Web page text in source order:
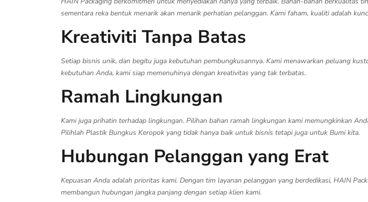
sementara reka bentuk menarik akan menarik perhatian pelanggan. Kami faham, kualiti adalah
Kreativiti Tanpa Batas
Setiap bisnis unik, dan begitu juga kebutuhan pembungkusannya. Kami menawarkan peluang
kebutuhan Anda, kami siap memenuhinya dengan kreativitas yang tak terbatas.
Ramah Lingkungan
Kami juga prihatin terhadap lingkungan. Pilihan bahan ramah lingkungan kami memungkinkan
Pilihlah Plastik Bungkus Keropok yang tidak hanya baik untuk bisnis tetapi juga untuk Bumi kita.
Hubungan Pelanggan yang Erat
Kepuasan Anda adalah prioritas kami. Dengan tim layanan pelanggan yang berdedikasi, HAIN
membangun hubungan jangka panjang dengan setiap klien kami.